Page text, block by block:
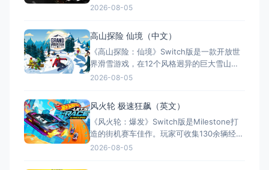
《Cruis‘n Blast》团队打造，提供8款电影授
移、氮气加速及本地双人分屏。全区简繁中
文支持，容量轻量、单局流程短，适合快速
爽玩。虽无深
2026-08-05
高山探险 仙境（中文）
《高山探险：仙境》Switch版是一款开放世
界滑雪游戏，在12个风格迥异的巨大雪山中
自由驰骋。游戏提供超级大回转、坡面障碍
独享静谧雪景。全区简体中文支持，画面精
致且60帧流畅，兼具滑雪快感与探险乐趣，
是适合全年龄的解压
2026-08-05
风火轮 极速狂飙（英文）
《风火轮：爆发》Switch版是Milestone打
造的街机赛车佳作。玩家可收集130余辆经典
风火轮车，在标志性橙色赛道极速狂飙。游
2026-08-05